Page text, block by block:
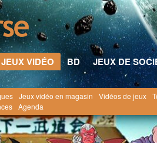
JEUX VIDÉO BD
JEUX DE
Jeux vidéo en magasin Vidéos de jeux
Agenda
Dragon Ball Z Kakarot : Un Nouveau Pouvoir